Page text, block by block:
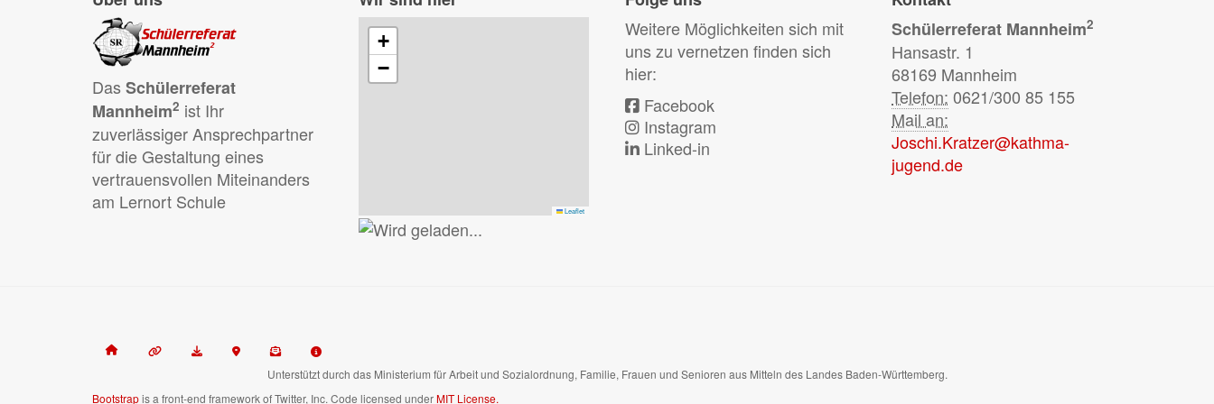
Das Schülerreferat
Mannheim2 ist Ihr
zuverlässiger Ansprechpartner
für die Gestaltung eines
vertrauensvollen Miteinanders
am Lernort Schule
+
−
Leaflet
Weitere Möglichkeiten sich mit
uns zu vernetzen finden sich
hier:
Facebook
Instagram
Linked-in
Schülerreferat Mannheim2
Hansastr. 1
68169 Mannheim
Telefon: 0621/300 85 155
Mail an:
Joschi.Kratzer@kathma-
jugend.de
Unterstützt durch das Ministerium für Arbeit und Sozialordnung, Familie, Frauen und Senioren aus Mitteln des Landes Baden-Württemberg.
Bootstrapis a front-end framework of Twitter, Inc. Code licensed underMIT License.